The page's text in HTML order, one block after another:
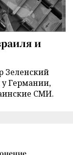
и
Зеленский
у Германии,
СМИ.